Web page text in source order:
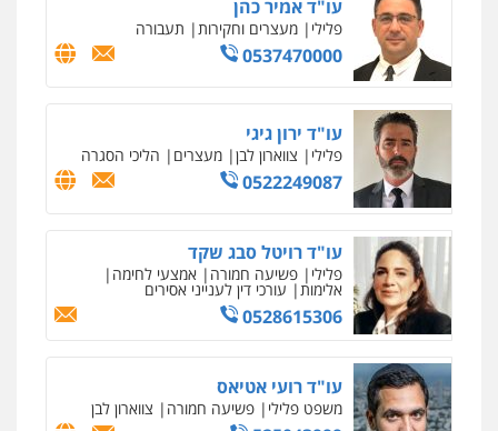
חליל ביאדי – משרד עורכי דין
פלילי דיני תעבורה מעצרים וחקירות
פשיעה חמורה אסירים
0509636895
עו"ד איהאב זבידאת
פלילי פשיעה חמורה ארגוני פשע עבירות
המתה עבירות מין
0509930581
עו"ד יפעת שוורץ סיל
פלילי תעבורה
0523379525